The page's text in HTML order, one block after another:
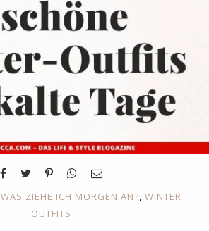
WAS ZIEHE ICH MORGEN AN?, WINTER
OUTFITS